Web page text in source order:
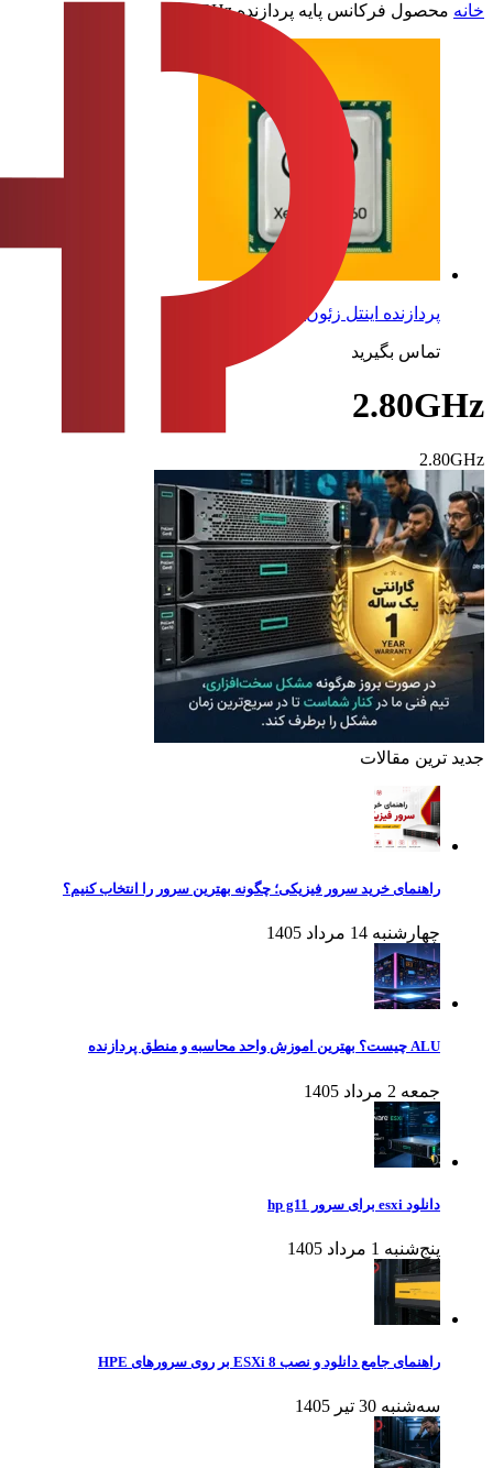
خانه محصول فرکانس پایه پردازنده 2.80GHz
پردازنده اینتل زئون مدل X5560
تماس بگیرید
2.80GHz
2.80GHz
جدید ترین مقالات
راهنمای خرید سرور فیزیکی؛ چگونه بهترین سرور را انتخاب کنیم؟
چهارشنبه 14 مرداد 1405
ALU چیست؟ بهترین اموزش واحد محاسبه و منطق پردازنده
جمعه 2 مرداد 1405
دانلود esxi برای سرور hp g11
پنج‌شنبه 1 مرداد 1405
راهنمای جامع دانلود و نصب ESXi 8 بر روی سرورهای HPE
سه‌شنبه 30 تیر 1405